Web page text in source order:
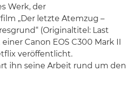
Werk, der
„Der letzte Atemzug –
(Originaltitel: Last
Canon EOS C300 Mark II
veröffentlicht.
ihn seine Arbeit rund um den